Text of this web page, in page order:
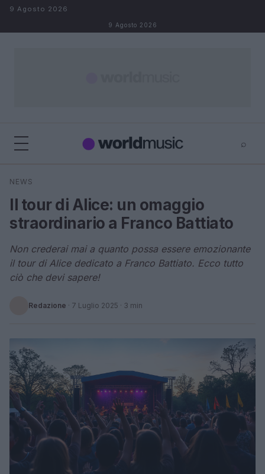
Salta al contenuto
9 Agosto 2026
9 Agosto 2026
⌕
Cerca
NEWS
Il tour di Alice: un omaggio
straordinario a Franco Battiato
Non crederai mai a quanto possa essere emozionante
il tour di Alice dedicato a Franco Battiato. Ecco tutto
ciò che devi sapere!
Redazione · 7 Luglio 2025 · 3 min